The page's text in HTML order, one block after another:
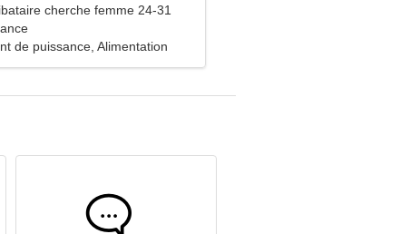
cherche femme 24-31
de puissance, Alimentation